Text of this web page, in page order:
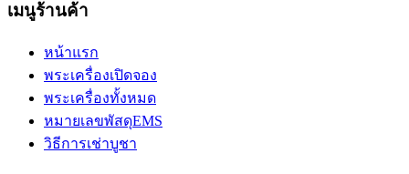
เมนูร้านค้า
หน้าแรก
พระเครื่องเปิดจอง
พระเครื่องทั้งหมด
หมายเลขพัสดุEMS
วิธีการเช่าบูชา